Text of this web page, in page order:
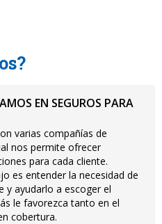
EN SEGUROS PARA
varias compañías de
nos permite ofrecer
para cada cliente.
es entender la necesidad de
y ayudarlo a escoger el
le favorezca tanto en el
cobertura.